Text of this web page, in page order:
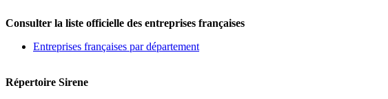
Consulter la liste officielle des entreprises françaises
Entreprises françaises par département
Répertoire Sirene